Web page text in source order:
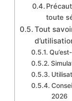
toute
Tout
2026